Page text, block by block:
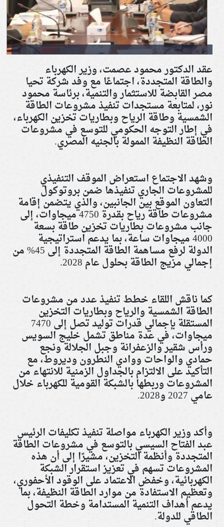
عقد الدكتور محمود عصمت، وزير الكهرباء
والطاقة المتجددة، اجتماعًا مع وفد شركة تحيا
مصر القابضة للاستثمار والتنمية، برئاسة محمود
نور، لمتابعة مستجدات تنفيذ مشروعات الطاقة
الشمسية وطاقة الرياح وبطاريات تخزين الكهرباء،
في إطار التوجه الحكومي للتوسع في مشروعات
الطاقة النظيفة الممولة بالجنيه المصري.
وشهد الاجتماع استعراض الموقف التنفيذي
للمشروعات الجاري تنفيذها ضمن بروتوكول
التعاون الموقع بين الجانبين، والذي يتضمن إقامة
مشروعات طاقة رياح بقدرة 4750 ميجاوات، إلى
جانب مشروعات بطاريات تخزين طاقة بسعة
4000 ميجاوات ساعة، بما يدعم استراتيجية
الدولة لرفع مساهمة الطاقة المتجددة إلى 45% من
إجمالي مزيج الطاقة بحلول عام 2028 .
كما ناقش اللقاء خطط تنفيذ عدد من مشروعات
الطاقة الشمسية والرياح وبطاريات التخزين
المستقلة بإجمالي قدرات توليد تصل إلى 7470
ميجاوات، في عدة مناطق تشمل خليج السويس
ورأس شقير والزعفرانة وجبل الجلالة ونجع
حمادي والواحات ووادي النطرون وديروط، مع
التأكيد على الالتزام بالجداول الزمنية للانتهاء من
المشروعات وربطها بالشبكة القومية للكهرباء خلال
عامي 2027 و2028 .
وأكد وزير الكهرباء مواصلة تنفيذ تكليفات الرئيس
عبد الفتاح السيسي بالتوسع في مشروعات الطاقة
المتجددة وأنظمة التخزين، مشيرًا إلى أن هذه
المشروعات تسهم في تعزيز استقرار الشبكة
الكهربائية، وخفض الاعتماد على الوقود الأحفوري،
وتعظيم الاستفادة من موارد الطاقة النظيفة، بما
يدعم أهداف التنمية المستدامة وخطة التحول
الطاقي للدولة.